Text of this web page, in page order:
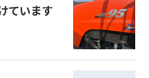
ています